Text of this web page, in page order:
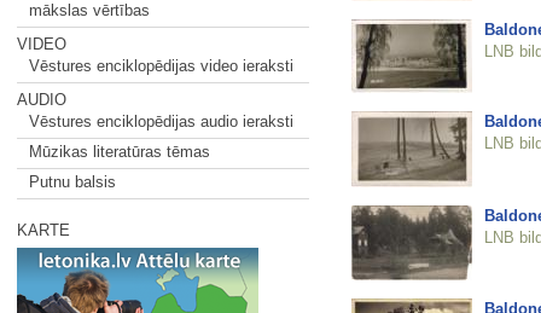
mākslas vērtības
VIDEO
Vēstures enciklopēdijas video ieraksti
AUDIO
Vēstures enciklopēdijas audio ieraksti
Mūzikas literatūras tēmas
Putnu balsis
KARTE
LNB
LNB
LNB